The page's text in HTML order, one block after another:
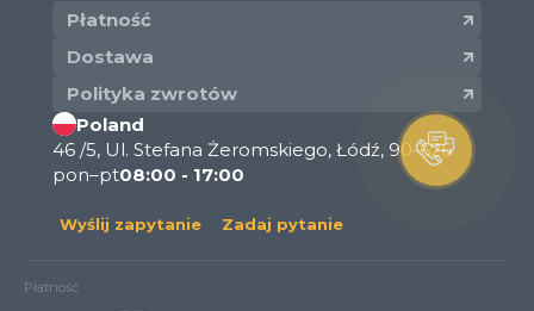
Płatność
Dostawa
Polityka zwrotów
Poland
46 /5, Ul. Stefana Żeromskiego, Łódź, 90-626
pon–pt08:00 - 17:00
Wyślij zapytanie Zadaj pytanie
Płatność